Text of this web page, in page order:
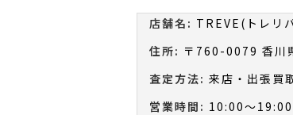
店舗名: TREVE(トレリ
住所: 〒760-0079 香川
査定方法: 来店・出張買
営業時間: 10:00～19:00